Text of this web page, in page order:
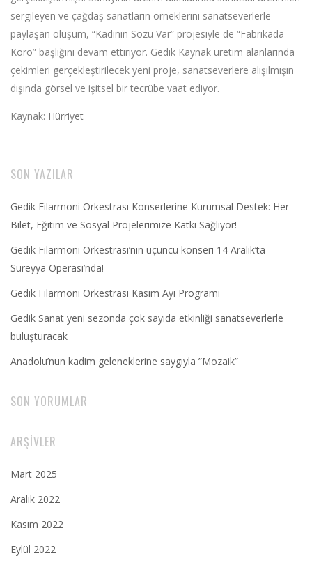
sergileyen ve çağdaş sanatların örneklerini sanatseverlerle
paylaşan oluşum, “Kadının Sözü Var” projesiyle de “Fabrikada
Koro” başlığını devam ettiriyor. Gedik Kaynak üretim alanlarında
çekimleri gerçekleştirilecek yeni proje, sanatseverlere alışılmışın
dışında görsel ve işitsel bir tecrübe vaat ediyor.
Kaynak: Hürriyet
SON YAZILAR
Gedik Filarmoni Orkestrası Konserlerine Kurumsal Destek: Her
Bilet, Eğitim ve Sosyal Projelerimize Katkı Sağlıyor!
Gedik Filarmoni Orkestrası’nın üçüncü konseri 14 Aralık’ta
Süreyya Operası’nda!
Gedik Filarmoni Orkestrası Kasım Ayı Programı
Gedik Sanat yeni sezonda çok sayıda etkinliği sanatseverlerle
buluşturacak
Anadolu’nun kadim geleneklerine saygıyla ”Mozaik”
SON YORUMLAR
ARŞIVLER
Mart 2025
Aralık 2022
Kasım 2022
Eylül 2022